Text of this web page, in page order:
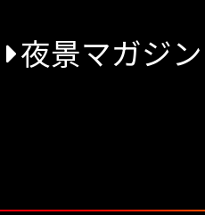
夜景マガジン